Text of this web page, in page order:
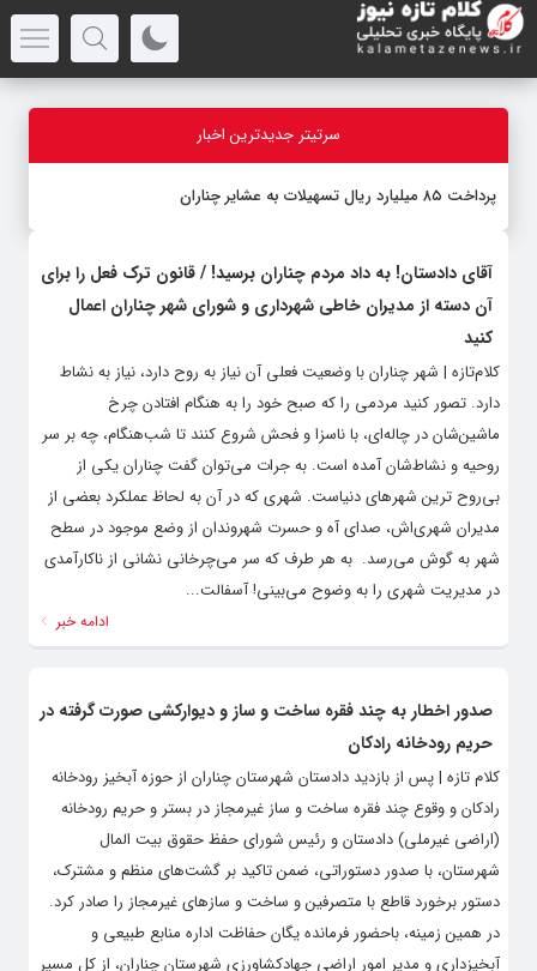
سرتیتر جدیدترین اخبار
پرداخت ۸۵ میلیارد ریال تسهیلات به عشایر چناران
آقای دادستان! به داد مردم چناران برسید! / قانون ترک فعل را برای
آن دسته از مدیران خاطی شهرداری و شورای شهر چناران اعمال
کنید
کلام‌تازه | شهر چناران با وضعیت فعلی آن نیاز به روح دارد، نیاز به نشاط
دارد. تصور کنید مردمی را که صبح خود را به هنگام افتادن چرخ
ماشین‌شان در چاله‌ای، با ناسزا و فحش شروع کنند تا شب‌هنگام، چه بر سر
روحیه و نشاط‌شان آمده است. به جرات می‌‎توان گفت چناران یکی از
بی‌روح ترین شهرهای دنیاست. شهری که در آن به لحاظ عملکرد بعضی از
مدیران شهری‌اش، صدای آه و حسرت شهروندان از وضع موجود در سطح
شهر به گوش می‌رسد. به هر طرف که سر می‌چرخانی نشانی از ناکارآمدی
در مدیریت شهری را به وضوح می‌بینی! آسفالت...
ادامه خبر
صدور اخطار به چند فقره ساخت و ساز و دیوارکشی صورت گرفته در
حریم رودخانه رادکان
کلام تازه | پس از بازدید دادستان شهرستان چناران از حوزه آبخیز رودخانه
رادکان و وقوع چند فقره ساخت و ساز غیرمجاز در بستر و حریم رودخانه
(اراضی غیرملی) دادستان و رئیس شورای حفظ حقوق بیت المال
شهرستان، با صدور دستوراتی، ضمن تاکید بر گشت‌های منظم و مشترک،
دستور برخورد قاطع با متصرفین و ساخت و سازهای غیرمجاز را صادر کرد.
در همین زمینه، باحضور فرمانده یگان حفاظت اداره منابع طبیعی و
آبخیزداری و مدیر امور اراضی جهادکشاورزی شهرستان چناران، از کل مسیر